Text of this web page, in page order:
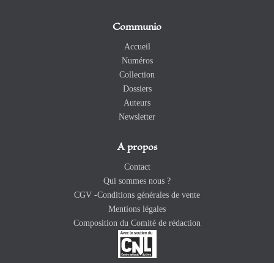
Communio
Accueil
Numéros
Collection
Dossiers
Auteurs
Newsletter
A propos
Contact
Qui sommes nous ?
CGV -Conditions générales de vente
Mentions légales
Composition du Comité de rédaction